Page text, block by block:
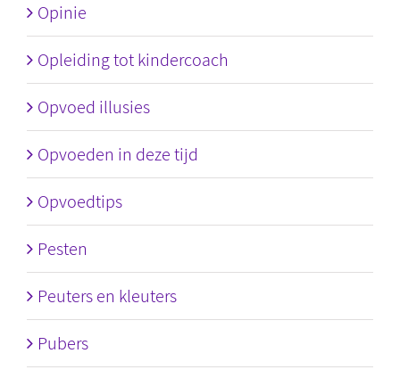
Opinie
Opleiding tot kindercoach
Opvoed illusies
Opvoeden in deze tijd
Opvoedtips
Pesten
Peuters en kleuters
Pubers